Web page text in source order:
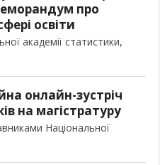
про
освіти
академії статистики,
онлайн-зустріч
на магістратуру
Національної